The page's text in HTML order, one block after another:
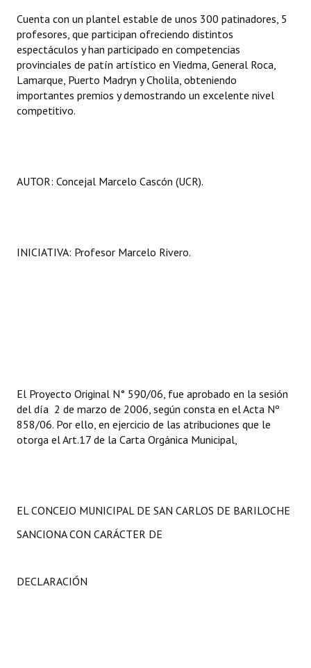
Huéspedes de Honor - Registro
Antiguos Pobladores - Registro
Reconocimientos - Registro
Bariloche, Municipio intercultural
Cuenta con un plantel estable de unos 300 patinadores, 5
profesores, que participan ofreciendo distintos
espectáculos y han participado en competencias
provinciales de patín artístico en Viedma, General Roca,
Lamarque, Puerto Madryn y Cholila, obteniendo
importantes premios y demostrando un excelente nivel
competitivo.
AUTOR: Concejal Marcelo Cascón (UCR).
INICIATIVA: Profesor Marcelo Rivero.
El Proyecto Original N° 590/06, fue aprobado en la sesión
del día 2 de marzo de 2006, según consta en el Acta Nº
858/06. Por ello, en ejercicio de las atribuciones que le
otorga el Art.17 de la Carta Orgánica Municipal,
EL CONCEJO MUNICIPAL DE SAN CARLOS DE BARILOCHE
SANCIONA CON CARÁCTER DE
DECLARACIÓN